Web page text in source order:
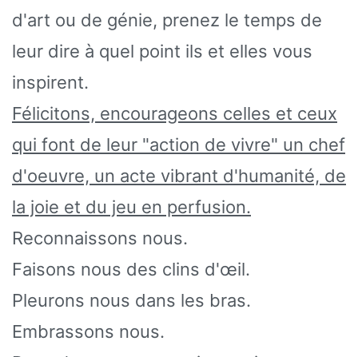
d'art ou de génie, prenez le temps de
leur dire à quel point ils et elles vous
inspirent.
Félicitons, encourageons celles et ceux
qui font de leur "action de vivre" un chef
d'oeuvre, un acte vibrant d'humanité, de
la joie et du jeu en perfusion.
Reconnaissons nous.
Faisons nous des clins d'œil.
Pleurons nous dans les bras.
Embrassons nous.